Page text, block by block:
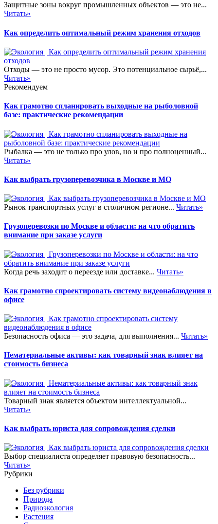
Защитные зоны вокруг промышленных объектов — это не...
Читать»
Как определить оптимальный режим хранения отходов
Отходы — это не просто мусор. Это потенциальное сырьё,...
Читать»
Рекомендуем
Как грамотно спланировать выходные на рыболовной
базе: практические рекомендации
Рыбалка — это не только про улов, но и про полноценный...
Читать»
Как выбрать грузоперевозчика в Москве и МО
Рынок транспортных услуг в столичном регионе... Читать»
Грузоперевозки по Москве и области: на что обратить
внимание при заказе услуги
Когда речь заходит о переезде или доставке... Читать»
Как грамотно спроектировать систему видеонаблюдения в
офисе
Безопасность офиса — это задача, для выполнения... Читать»
Нематериальные активы: как товарный знак влияет на
стоимость бизнеса
Товарный знак является объектом интеллектуальной...
Читать»
Как выбрать юриста для сопровождения сделки
Выбор специалиста определяет правовую безопасность...
Читать»
Рубрики
Без рубрики
Природа
Радиоэкология
Растения